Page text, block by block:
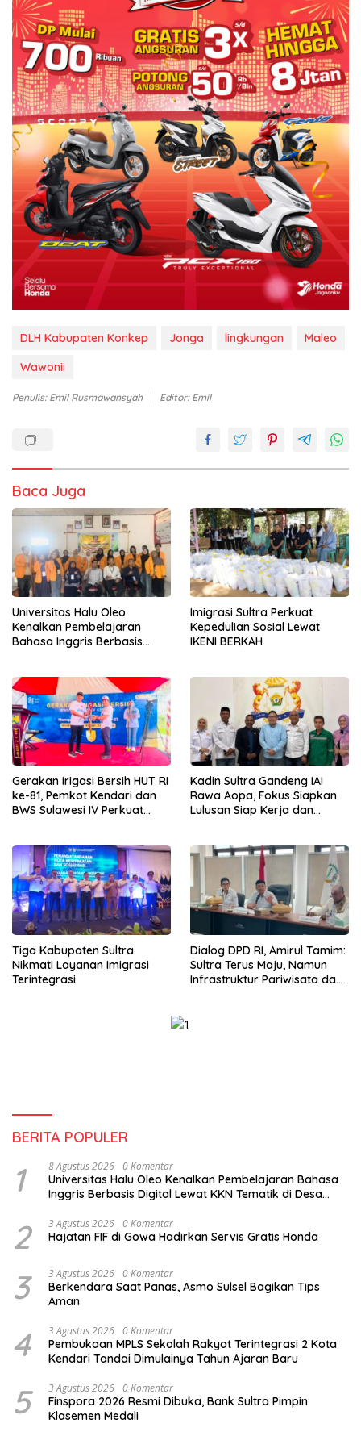
DLH Kabupaten Konkep Jonga lingkungan
Maleo
Wawonii
Penulis: Emil Rusmawansyah Editor: Emil
Baca Juga
Universitas Halu Oleo
Kenalkan Pembelajaran
Bahasa Inggris Berbasis
Imigrasi Sultra Perkuat
Kepedulian Sosial Lewat
IKENI BERKAH
Gerakan Irigasi Bersih HUT RI
ke-81, Pemkot Kendari dan
BWS Sulawesi IV Perkuat
Kadin Sultra Gandeng IAI
Rawa Aopa, Fokus Siapkan
Lulusan Siap Kerja dan
Tiga Kabupaten Sultra
Nikmati Layanan Imigrasi
Terintegrasi
Dialog DPD RI, Amirul Tamim:
Sultra Terus Maju, Namun
Infrastruktur Pariwisata dan
BERITA POPULER
1 8 Agustus 2026 0 Komentar
Universitas Halu Oleo Kenalkan Pembelajaran Bahasa
Inggris Berbasis Digital Lewat KKN Tematik di Desa
2 3 Agustus 2026 0 Komentar
Hajatan FIF di Gowa Hadirkan Servis Gratis Honda
3 3 Agustus 2026 0 Komentar
Berkendara Saat Panas, Asmo Sulsel Bagikan Tips
Aman
4 3 Agustus 2026 0 Komentar
Pembukaan MPLS Sekolah Rakyat Terintegrasi 2 Kota
Kendari Tandai Dimulainya Tahun Ajaran Baru
5 3 Agustus 2026 0 Komentar
Finspora 2026 Resmi Dibuka, Bank Sultra Pimpin
Klasemen Medali